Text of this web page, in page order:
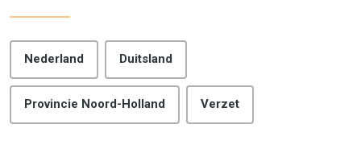
Nederland Duitsland
Provincie Noord-Holland Verzet